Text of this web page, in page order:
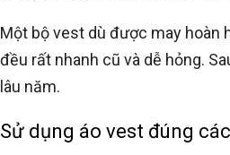
Một bộ vest dù được may hoàn
đều rất nhanh cũ và dễ hỏng.
lâu năm.
Sử dụng áo vest đúng